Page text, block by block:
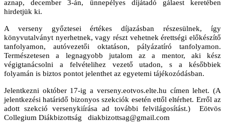
aznap, december 3-án, ünnepélyes díjátadó gálaest keretében
hirdetjük ki.
A verseny győztesei értékes díjazásban részesülnek, így
könyvutalványt nyerhetnek, vagy részt vehetnek érettségi előkészítő
tanfolyamon, autóvezetői oktatáson, pályázatíró tanfolyamon.
Természetesen a legnagyobb jutalom az a mentor, aki kész
végigtanácsolni a felvételihez vezető utadon, s a későbbiek
folyamán is biztos pontot jelenthet az egyetemi tájékozódásban.
Jelentkezni október 17-ig a verseny.eotvos.elte.hu címen lehet. (A
jelentkezési határidő bizonyos szekciók esetén ettől eltérhet. Erről az
adott szekció versenykiírása ad további felvilágosítást.)
Eötvös
Collegium Diákbizottság
diakbizottsag@gmail.com